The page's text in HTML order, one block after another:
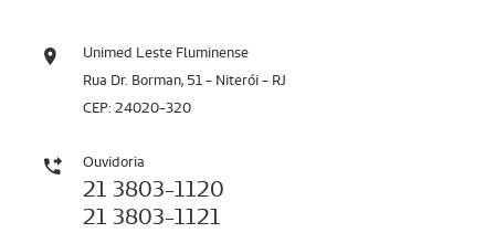
Unimed Leste Fluminense
Rua Dr. Borman, 51 - Niterói - RJ
CEP: 24020-320
Ouvidoria
21 3803-1120
21 3803-1121